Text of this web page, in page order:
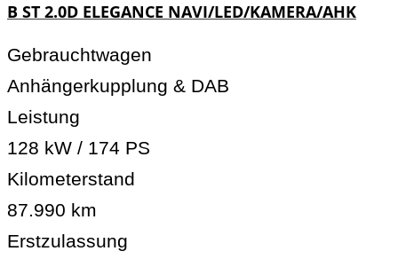
B ST 2.0D ELEGANCE NAVI/LED/KAMERA/AHK
Gebrauchtwagen
Anhängerkupplung & DAB
Leistung
128 kW / 174 PS
Kilometerstand
87.990 km
Erstzulassung